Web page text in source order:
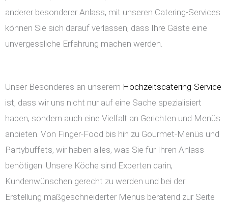
anderer besonderer Anlass, mit unseren Catering-Services
können Sie sich darauf verlassen, dass Ihre Gäste eine
unvergessliche Erfahrung machen werden.
Unser Besonderes an unserem Hochzeitscatering-Service
ist, dass wir uns nicht nur auf eine Sache spezialisiert
haben, sondern auch eine Vielfalt an Gerichten und Menüs
anbieten. Von Finger-Food bis hin zu Gourmet-Menüs und
Partybuffets, wir haben alles, was Sie für Ihren Anlass
benötigen. Unsere Köche sind Experten darin,
Kundenwünschen gerecht zu werden und bei der
Erstellung maßgeschneiderter Menüs beratend zur Seite